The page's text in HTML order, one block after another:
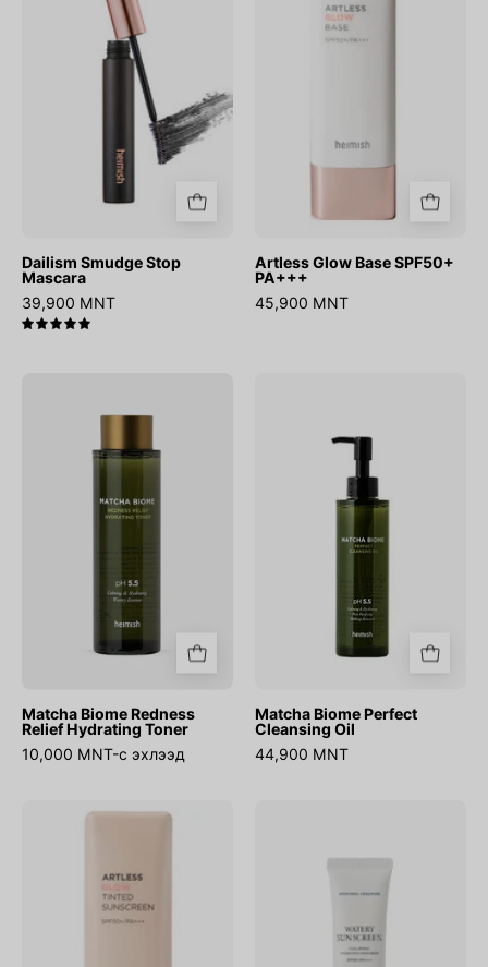
Mascara
Dailism Smudge Stop
Mascara
39,900 MNT
SPF50+
PA+++
Artless Glow Base SPF50+
PA+++
45,900 MNT
Biome
Relief
Hydrating
Toner
Matcha Biome Redness
Relief Hydrating Toner
10,000 MNT-с эхлээд
Perfect
Cleansing
Oil
Matcha Biome Perfect
Cleansing Oil
44,900 MNT
Artless
Sunscreen
Shine
Hyaluronic
Acid
Hydrating
Watery